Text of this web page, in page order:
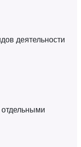
деятельности
отдельными